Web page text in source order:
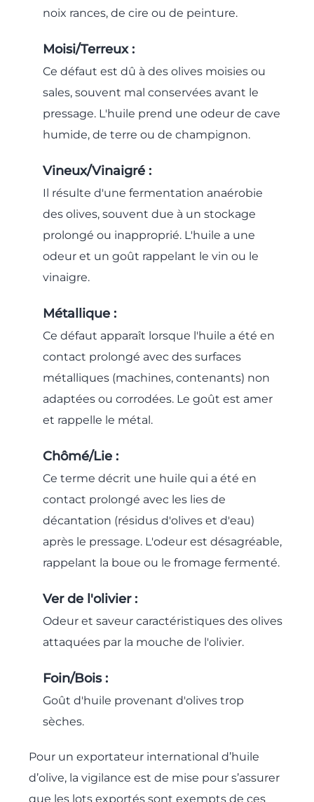
noix rances, de cire ou de peinture.
Moisi/Terreux :
Ce défaut est dû à des olives moisies ou
sales, souvent mal conservées avant le
pressage. L'huile prend une odeur de cave
humide, de terre ou de champignon.
Vineux/Vinaigré :
Il résulte d'une fermentation anaérobie
des olives, souvent due à un stockage
prolongé ou inapproprié. L'huile a une
odeur et un goût rappelant le vin ou le
vinaigre.
Métallique :
Ce défaut apparaît lorsque l'huile a été en
contact prolongé avec des surfaces
métalliques (machines, contenants) non
adaptées ou corrodées. Le goût est amer
et rappelle le métal.
Chômé/Lie :
Ce terme décrit une huile qui a été en
contact prolongé avec les lies de
décantation (résidus d'olives et d'eau)
après le pressage. L'odeur est désagréable,
rappelant la boue ou le fromage fermenté.
Ver de l'olivier :
Odeur et saveur caractéristiques des olives
attaquées par la mouche de l'olivier.
Foin/Bois :
Goût d'huile provenant d'olives trop
sèches.
Pour un exportateur international d’huile
d’olive, la vigilance est de mise pour s’assurer
que les lots exportés sont exempts de ces